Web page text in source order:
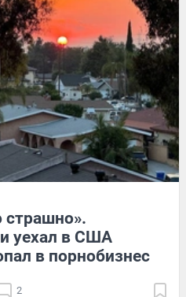
страшно».
уехал в США
в порнобизнес
2